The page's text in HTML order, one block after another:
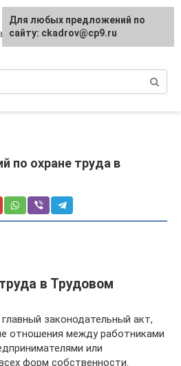
и
по охране труда в
в Трудовом
законодательный акт,
отношения между работниками
или
форм собственности.
Для любых предложений по
сайту: ckadrov@cp9.ru